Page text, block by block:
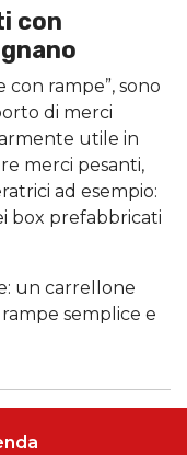
con
rampe”, sono
di merci
utile in
merci pesanti,
ad esempio:
box prefabbricati
un carrellone
semplice e